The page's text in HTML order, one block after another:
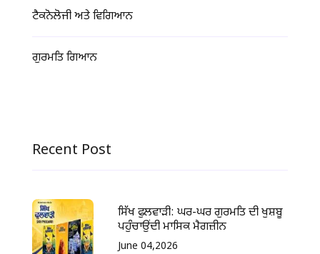
ਟੈਕਨੋਲੋਜੀ ਅਤੇ ਵਿਗਿਆਨ
ਗੁਰਮਤਿ ਗਿਆਨ
Recent Post
ਸਿੱਖ ਫੁਲਵਾੜੀ: ਘਰ-ਘਰ ਗੁਰਮਤਿ ਦੀ ਖੁਸ਼ਬੂ
ਪਹੁੰਚਾਉਂਦੀ ਮਾਸਿਕ ਮੈਗਜ਼ੀਨ
June 04,2026